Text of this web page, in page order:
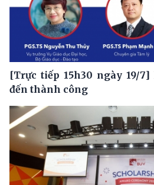
[Trực tiếp 15h30 ngày 19/
đến thành công